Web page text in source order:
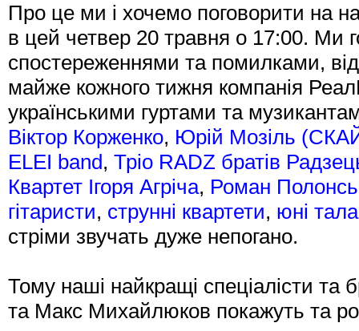
Про це ми і хочемо поговорити на
в цей четвер 20 травня о 17:00. Ми
спостереженнями та помилками,
майже кожного тижня компанія
українськими гуртами та
Віктор Корженко, Юрій Мозіль
ELEI band, Тріо RADZ братів
Квартет Ігоря Агріча, Роман
гітаристи, струнні квартети, юні
стріми звучать дуже непогано.
Тому наші найкращі спеціалісти
та Макс Михайлюков покажуть та